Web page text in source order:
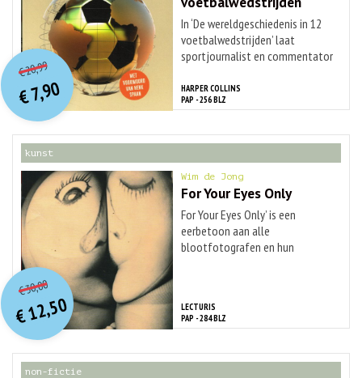
HARPER COLLINS
PAP - 256 BLZ
In ‘De wereldgeschiedenis in 12
voetbalwedstrijden’ laat
sportjournalist en commentator
€20,99O
orspr
onkelijke
prijs
was:
€ 20,99.
€7,90
Huidige
prijs
is:
€ 7,90.
LECTURIS
PAP - 284 BLZ
kunst
Wim de Jong
For Your Eyes Only
For Your Eyes Only’ is een
eerbetoon aan alle
blootfotografen en hun
€30,00O
orspr
onkelijke
prijs
was:
€ 30,00.
€12,50
Huidige
prijs
is:€ 12,50.
non-fictie